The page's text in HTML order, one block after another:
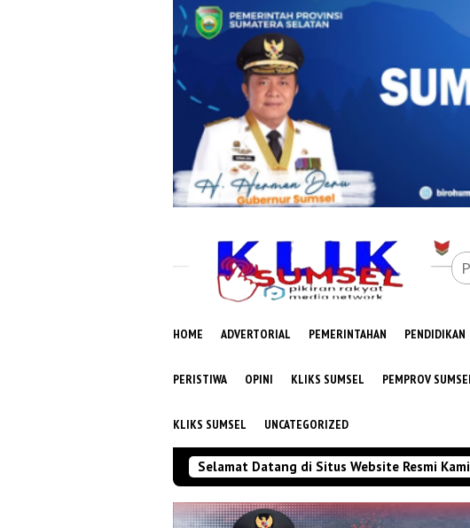
HOME ADVERTORIAL PEMERINTAHAN PENDIDIKAN
PERISTIWA OPINI KLIKS SUMSEL PEMPROV
KLIKS SUMSEL UNCATEGORIZED
Selamat Datang di Situs Website Resmi Kami